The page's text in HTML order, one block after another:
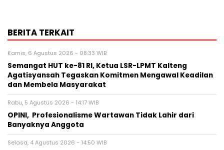
BERITA TERKAIT
Kamis, 6 Agustus 2026 - 08:33 WIB
Semangat HUT ke-81 RI, Ketua LSR-LPMT Kalteng
Agatisyansah Tegaskan Komitmen Mengawal Keadilan
dan Membela Masyarakat
Rabu, 5 Agustus 2026 - 14:17 WIB
OPINI, Profesionalisme Wartawan Tidak Lahir dari
Banyaknya Anggota
Selasa, 4 Agustus 2026 - 14:50 WIB